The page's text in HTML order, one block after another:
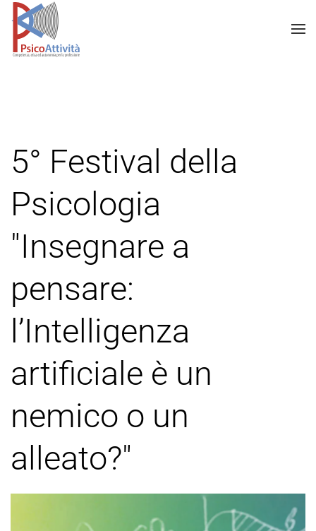
5° Festival della
Psicologia
"Insegnare a
pensare:
l’Intelligenza
artificiale è un
nemico o un
alleato?"